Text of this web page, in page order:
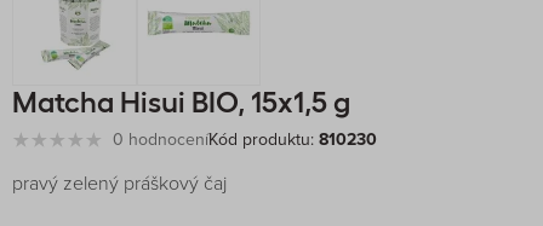
Matcha Hisui BIO, 15x1,5 g
0 hodnoceníKód produktu: 810230
pravý zelený práškový čaj